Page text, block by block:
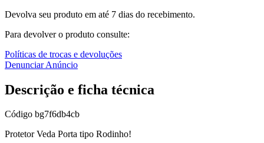
Devolva seu produto em até 7 dias do recebimento.
Para devolver o produto consulte:
Políticas de trocas e devoluções
Denunciar Anúncio
Descrição e ficha técnica
Código bg7f6db4cb
Protetor Veda Porta tipo Rodinho!